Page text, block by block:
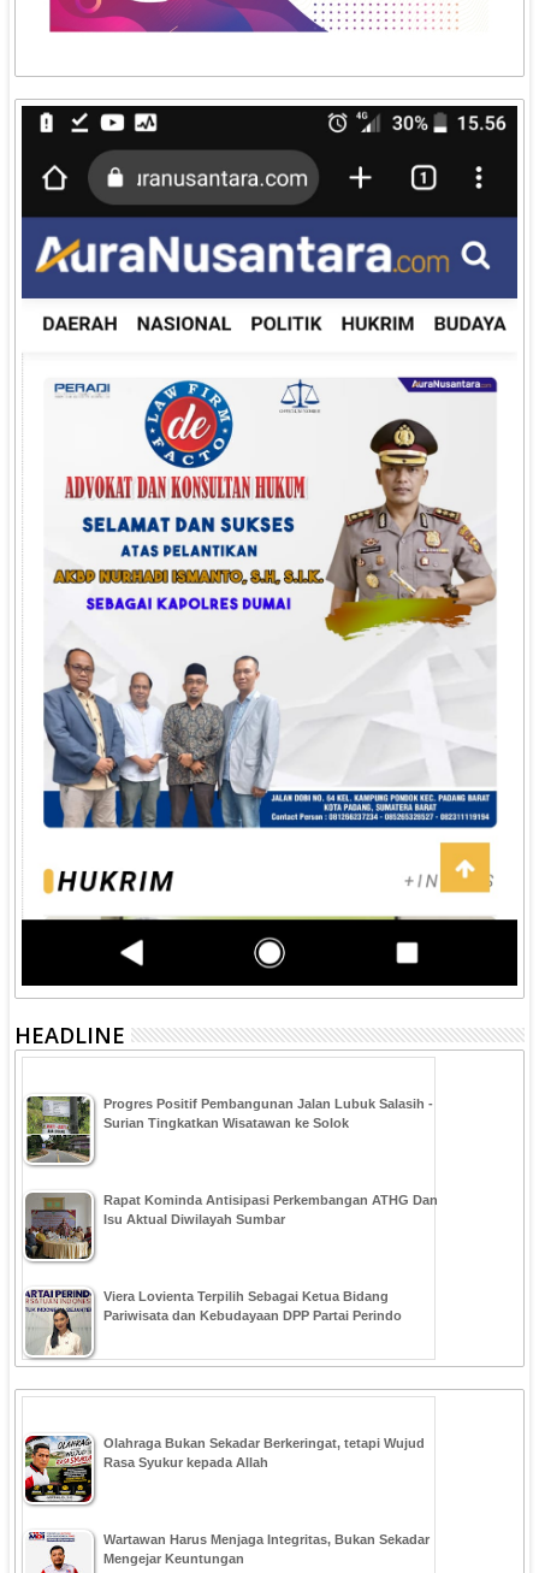
HEADLINE
Progres Positif Pembangunan Jalan Lubuk Salasih -
Surian Tingkatkan Wisatawan ke Solok
Rapat Kominda Antisipasi Perkembangan ATHG Dan
Isu Aktual Diwilayah Sumbar
Viera Lovienta Terpilih Sebagai Ketua Bidang
Pariwisata dan Kebudayaan DPP Partai Perindo
Olahraga Bukan Sekadar Berkeringat, tetapi Wujud
Rasa Syukur kepada Allah
Wartawan Harus Menjaga Integritas, Bukan Sekadar
Mengejar Keuntungan